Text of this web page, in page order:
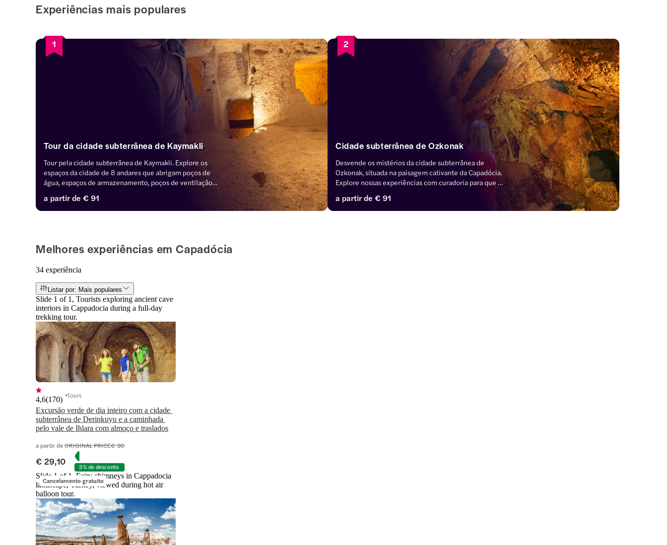
Experiências mais populares
1
Tour da cidade subterrânea de Kaymakli
Tour pela cidade subterrânea de Kaymakli. Explore os
espaços da cidade de 8 andares que abrigam poços de
água, espaços de armazenamento, poços de ventilação,
para uma experiência extraordinária na Capadócia.
a partir de € 91
2
Cidade subterrânea de Ozkonak
Desvende os mistérios da cidade subterrânea de
Ozkonak, situada na paisagem cativante da Capadócia.
Explore nossas experiências com curadoria para que
cultura. Experimente a riqueza do Museu ao Ar Livre de
Göreme, aprenda a fazer cerâmica em Avanos, saboreie
a partir de € 91
Melhores experiências em Capadócia
34 experiência
Listar por: Mais populares
Slide 1 of 1, Tourists exploring ancient cave
interiors in Cappadocia during a full-day
trekking tour.
Excursão verde de dia inteiro com a cidade
subterrânea de Derinkuyu e a caminhada
pelo vale de Ihlara com almoço e traslados
4,6(170) Tours
a partir deORIGINAL PRICE€ 30
€ 29,10 3% de desconto
Cancelamento gratuito
Slide 1 of 1, Fairy chimneys in Cappadocia
landscape, Turkey, viewed during hot air
balloon tour.